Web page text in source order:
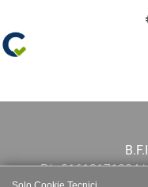
P.I.: 01613171204